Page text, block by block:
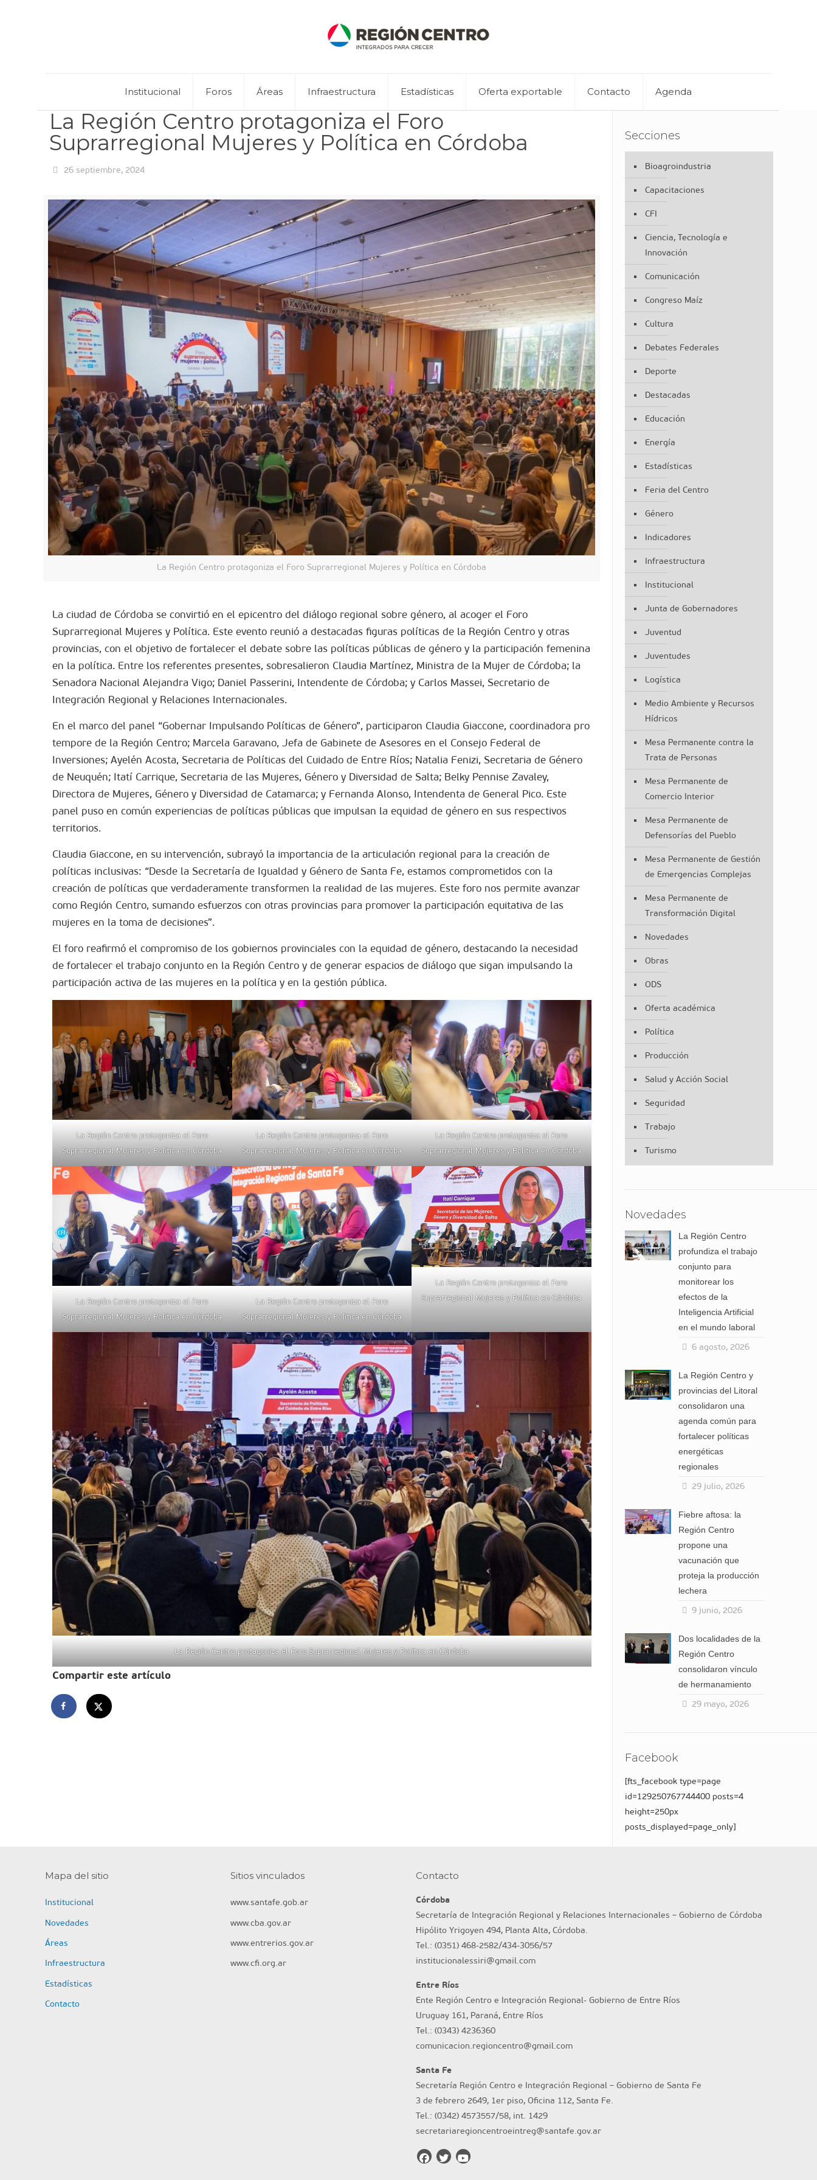
Institucional Foros Áreas Infraestructura Estadísticas Oferta exportable Contacto Agenda
La Región Centro protagoniza el Foro
Suprarregional Mujeres y Política en Córdoba
26 septiembre, 2024
La Región Centro protagoniza el Foro Suprarregional Mujeres y Política en Córdoba
La ciudad de Córdoba se convirtió en el epicentro del diálogo regional sobre género, al acoger el Foro
Suprarregional Mujeres y Política. Este evento reunió a destacadas figuras políticas de la Región Centro y otras
provincias, con el objetivo de fortalecer el debate sobre las políticas públicas de género y la participación femenina
en la política. Entre los referentes presentes, sobresalieron Claudia Martínez, Ministra de la Mujer de Córdoba; la
Senadora Nacional Alejandra Vigo; Daniel Passerini, Intendente de Córdoba; y Carlos Massei, Secretario de
Integración Regional y Relaciones Internacionales.
En el marco del panel “Gobernar Impulsando Políticas de Género”, participaron Claudia Giaccone, coordinadora pro
tempore de la Región Centro; Marcela Garavano, Jefa de Gabinete de Asesores en el Consejo Federal de
Inversiones; Ayelén Acosta, Secretaria de Políticas del Cuidado de Entre Ríos; Natalia Fenizi, Secretaria de Género
de Neuquén; Itatí Carrique, Secretaria de las Mujeres, Género y Diversidad de Salta; Belky Pennise Zavaley,
Directora de Mujeres, Género y Diversidad de Catamarca; y Fernanda Alonso, Intendenta de General Pico. Este
panel puso en común experiencias de políticas públicas que impulsan la equidad de género en sus respectivos
territorios.
Claudia Giaccone, en su intervención, subrayó la importancia de la articulación regional para la creación de
políticas inclusivas: “Desde la Secretaría de Igualdad y Género de Santa Fe, estamos comprometidos con la
creación de políticas que verdaderamente transformen la realidad de las mujeres. Este foro nos permite avanzar
como Región Centro, sumando esfuerzos con otras provincias para promover la participación equitativa de las
mujeres en la toma de decisiones”.
El foro reafirmó el compromiso de los gobiernos provinciales con la equidad de género, destacando la necesidad
de fortalecer el trabajo conjunto en la Región Centro y de generar espacios de diálogo que sigan impulsando la
participación activa de las mujeres en la política y en la gestión pública.
La Región Centro protagoniza el Foro
Suprarregional Mujeres y Política en Córdoba
La Región Centro protagoniza el Foro
Suprarregional Mujeres y Política en Córdoba
La Región Centro protagoniza el Foro
Suprarregional Mujeres y Política en Córdoba
La Región Centro protagoniza el Foro
Suprarregional Mujeres y Política en Córdoba
La Región Centro protagoniza el Foro
Suprarregional Mujeres y Política en Córdoba
La Región Centro protagoniza el Foro
Suprarregional Mujeres y Política en Córdoba
La Región Centro protagoniza el Foro Suprarregional Mujeres y Política en Córdoba
Compartir este artículo
Secciones
Bioagroindustria
Capacitaciones
CFI
Ciencia, Tecnología e
Innovación
Comunicación
Congreso Maíz
Cultura
Debates Federales
Deporte
Destacadas
Educación
Energía
Estadísticas
Feria del Centro
Género
Indicadores
Infraestructura
Institucional
Junta de Gobernadores
Juventud
Juventudes
Logística
Medio Ambiente y Recursos
Hídricos
Mesa Permanente contra la
Trata de Personas
Mesa Permanente de
Comercio Interior
Mesa Permanente de
Defensorías del Pueblo
Mesa Permanente de Gestión
de Emergencias Complejas
Mesa Permanente de
Transformación Digital
Novedades
Obras
ODS
Oferta académica
Política
Producción
Salud y Acción Social
Seguridad
Trabajo
Turismo
Novedades
La Región Centro
profundiza el trabajo
conjunto para
monitorear los
efectos de la
Inteligencia Artificial
en el mundo laboral
6 agosto, 2026
La Región Centro y
provincias del Litoral
consolidaron una
agenda común para
fortalecer políticas
energéticas
regionales
29 julio, 2026
Fiebre aftosa: la
Región Centro
propone una
vacunación que
proteja la producción
lechera
9 junio, 2026
Dos localidades de la
Región Centro
consolidaron vínculo
de hermanamiento
29 mayo, 2026
Facebook
[fts_facebook type=page
id=129250767744400 posts=4
height=250px
posts_displayed=page_only]
Mapa del sitio
Institucional
Novedades
Áreas
Infraestructura
Estadísticas
Contacto
Sitios vinculados
www.santafe.gob.ar
www.cba.gov.ar
www.entrerios.gov.ar
www.cfi.org.ar
Contacto
Córdoba
Secretaría de Integración Regional y Relaciones Internacionales – Gobierno de Córdoba
Hipólito Yrigoyen 494, Planta Alta, Córdoba.
Tel.: (0351) 468-2582/434-3056/57
institucionalessiri@gmail.com
Entre Ríos
Ente Región Centro e Integración Regional- Gobierno de Entre Ríos
Uruguay 161, Paraná, Entre Ríos
Tel.: (0343) 4236360
comunicacion.regioncentro@gmail.com
Santa Fe
Secretaría Región Centro e Integración Regional – Gobierno de Santa Fe
3 de febrero 2649, 1er piso, Oficina 112, Santa Fe.
Tel.: (0342) 4573557/58, int. 1429
secretariaregioncentroeintreg@santafe.gov.ar